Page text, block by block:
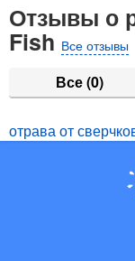
Отзывы о
Fish Все отзывы
Все(0)
отрава от